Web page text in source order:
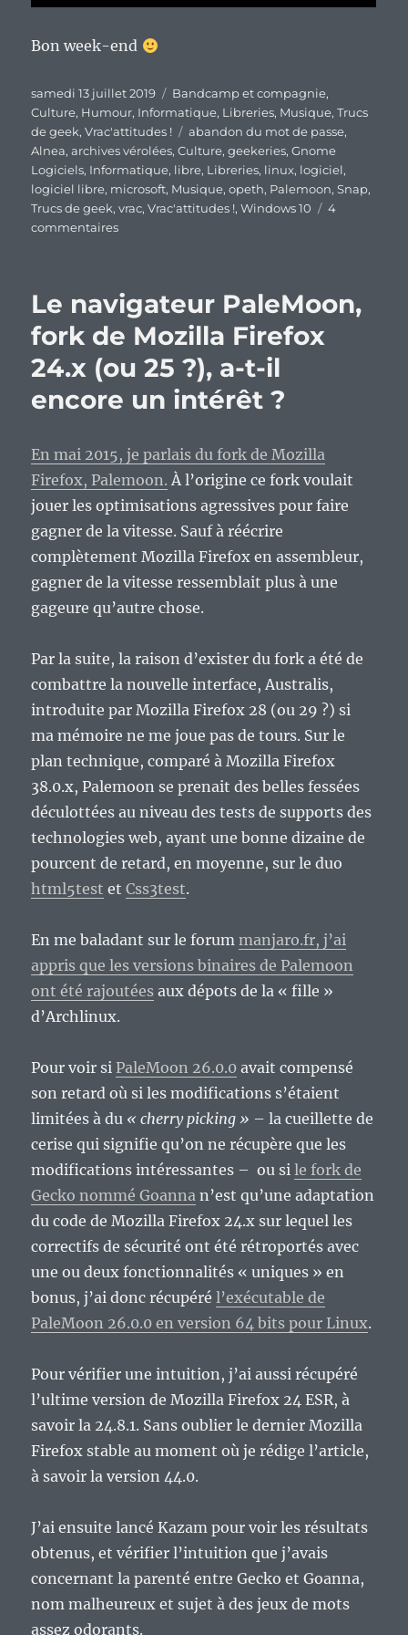
Bon week-end
Publié
le
samedi 13 juillet 2019 Catégories
Bandcamp et compagnie,
Culture, Humour, Informatique, Libreries, Musique,Trucs
de geek,Vrac'attitudes ! Étiquettes
abandon du mot de passe,
Alnea,archives vérolées,Culture,geekeries,Gnome
Logiciels, Informatique, libre, Libreries, linux, logiciel,
logiciel libre, microsoft, Musique,opeth, Palemoon,Snap,
Trucs de geek,vrac,Vrac'attitudes !,Windows 10
4
commentairessur
fin
de
semaine…
Le navigateur PaleMoon,
fork de Mozilla Firefox
24.x (ou 25 ?), a-t-il
encore un intérêt ?
En mai 2015, je parlais du fork de Mozilla
Firefox, Palemoon. À l’origine ce fork voulait
jouer les optimisations agressives pour faire
gagner de la vitesse. Sauf à réécrire
complètement Mozilla Firefox en assembleur,
gagner de la vitesse ressemblait plus à une
gageure qu’autre chose.
Par la suite, la raison d’exister du fork a été de
combattre la nouvelle interface, Australis,
introduite par Mozilla Firefox 28 (ou 29 ?) si
ma mémoire ne me joue pas de tours. Sur le
plan technique, comparé à Mozilla Firefox
38.0.x, Palemoon se prenait des belles fessées
déculottées au niveau des tests de supports des
technologies web, ayant une bonne dizaine de
pourcent de retard, en moyenne, sur le duo
html5test etCss3test.
En me baladant sur le forummanjaro.fr, j’ai
appris que les versions binaires de Palemoon
ont été rajoutées aux dépots de la « fille »
d’Archlinux.
Pour voir si PaleMoon 26.0.0 avait compensé
son retard où si les modifications s’étaient
limitées à du « cherry picking » – la cueillette de
cerise qui signifie qu’on ne récupère que les
modifications intéressantes – ou sile fork de
Gecko nommé Goanna n’est qu’une adaptation
du code de Mozilla Firefox 24.x sur lequel les
correctifs de sécurité ont été rétroportés avec
une ou deux fonctionnalités « uniques » en
bonus, j’ai donc récupérél’exécutable de
PaleMoon 26.0.0 en version 64 bits pour Linux.
Pour vérifier une intuition, j’ai aussi récupéré
l’ultime version de Mozilla Firefox 24 ESR, à
savoir la 24.8.1. Sans oublier le dernier Mozilla
Firefox stable au moment où je rédige l’article,
à savoir la version 44.0.
J’ai ensuite lancé Kazam pour voir les résultats
obtenus, et vérifier l’intuition que j’avais
concernant la parenté entre Gecko et Goanna,
nom malheureux et sujet à des jeux de mots
assez odorants.